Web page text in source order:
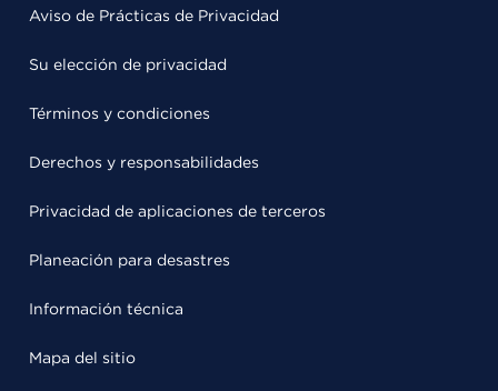
Aviso de Prácticas de Privacidad
Su elección de privacidad
Términos y condiciones
Derechos y responsabilidades
Privacidad de aplicaciones de terceros
Planeación para desastres
Información técnica
Mapa del sitio